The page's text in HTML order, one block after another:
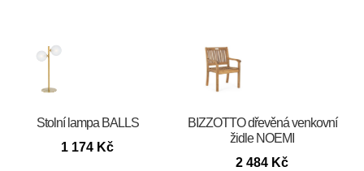
Stolní lampa BALLS
1 174 Kč
BIZZOTTO dřevěná venkovní
židle NOEMI
2 484 Kč